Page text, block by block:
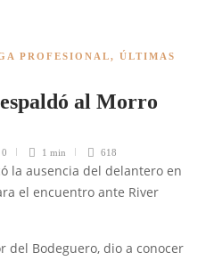
PROFESIONAL, ÚLTIMAS
al Morro
0 1 min 618
la ausencia del delantero en
el encuentro ante River
del Bodeguero, dio a conocer